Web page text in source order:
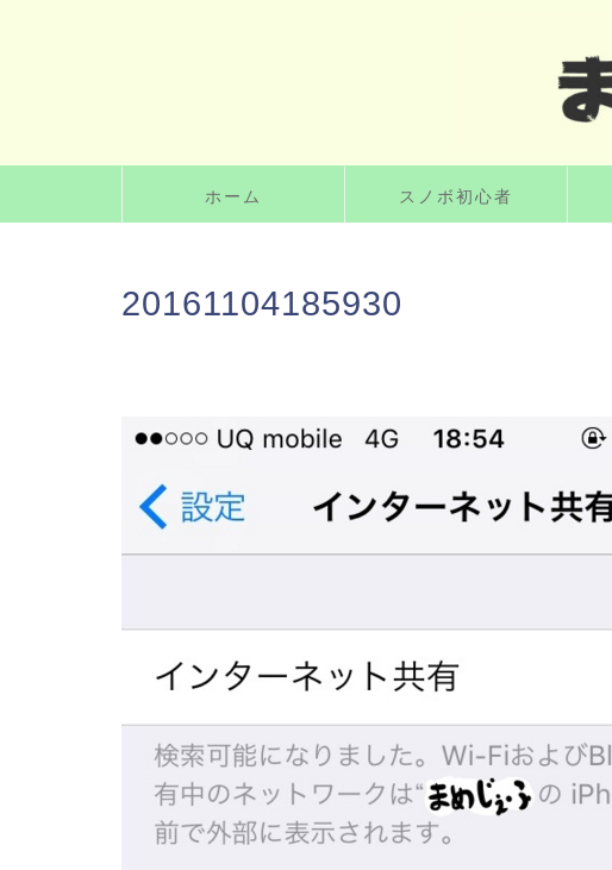
ホーム スノボ初心者
20161104185930